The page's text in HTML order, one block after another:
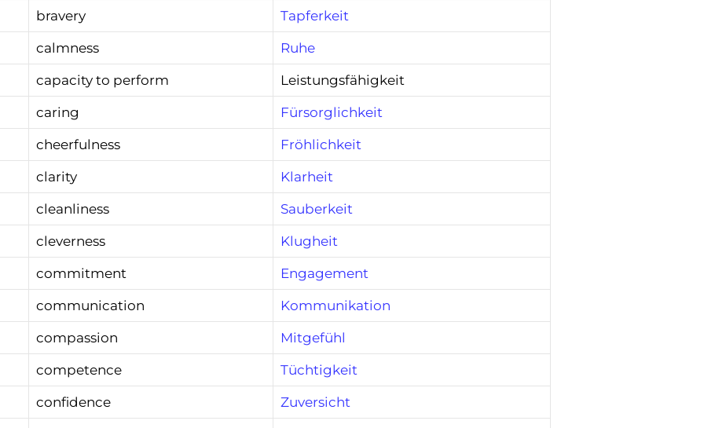
bravery Tapferkeit
calmness Ruhe
capacity to perform Leistungsfähigkeit
caring Fürsorglichkeit
cheerfulness Fröhlichkeit
clarity Klarheit
cleanliness Sauberkeit
cleverness Klugheit
commitment Engagement
communication Kommunikation
compassion Mitgefühl
competence Tüchtigkeit
confidence Zuversicht